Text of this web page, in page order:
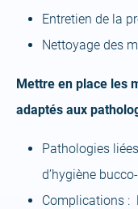
Entretien de la
Nettoyage des
Mettre en place les
adaptés aux
Pathologies
d’hygiène
Complications :